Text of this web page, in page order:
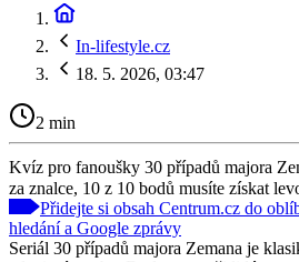
In-lifestyle.cz
18. 5. 2026, 03:47
2 min
Kvíz pro fanoušky 30 případů majora
za znalce, 10 z 10 bodů musíte získat
Přidejte si obsah Centrum.cz do
hledání a Google zprávy
Seriál 30 případů majora Zemana je